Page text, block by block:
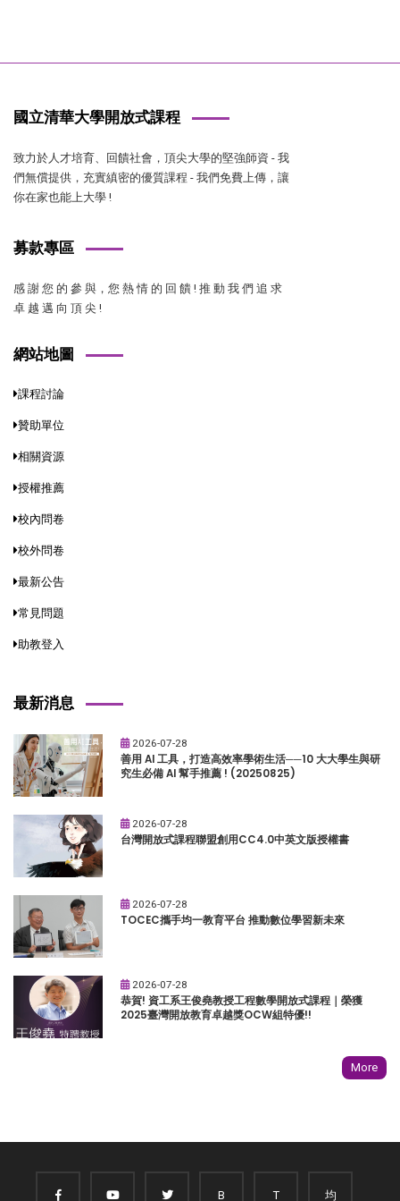
國立清華大學開放式課程
致力於人才培育、回饋社會，頂尖大學的堅強師資 - 我
們無償提供，充實縝密的優質課程 - 我們免費上傳，讓
你在家也能上大學 !
募款專區
感 謝 您 的 參 與，您 熱 情 的 回 饋 ! 推 動 我 們 追 求
卓 越 邁 向 頂 尖 !
網站地圖
課程討論
贊助單位
相關資源
授權推薦
校內問卷
校外問卷
最新公告
常見問題
助教登入
最新消息
2026-07-28
善用 AI 工具，打造高效率學術生活──10 大大學生與研
究生必備 AI 幫手推薦 ! (20250825)
2026-07-28
台灣開放式課程聯盟創用CC4.0中英文版授權書
2026-07-28
TOCEC攜手均一教育平台 推動數位學習新未來
2026-07-28
恭賀! 資工系王俊堯教授工程數學開放式課程｜榮獲
2025臺灣開放教育卓越獎OCW組特優!!
More
B T 均